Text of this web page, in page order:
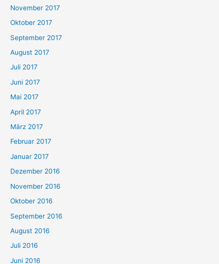
November 2017
Oktober 2017
September 2017
August 2017
Juli 2017
Juni 2017
Mai 2017
April 2017
März 2017
Februar 2017
Januar 2017
Dezember 2016
November 2016
Oktober 2016
September 2016
August 2016
Juli 2016
Juni 2016